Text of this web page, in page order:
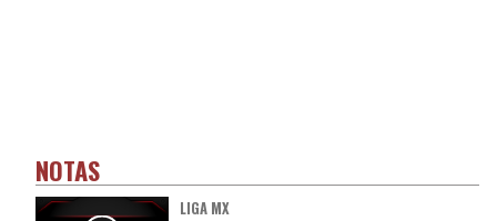
NOTAS
LIGA MX